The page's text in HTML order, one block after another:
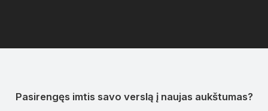
Pasirengęs imtis savo verslą į naujas aukštumas?